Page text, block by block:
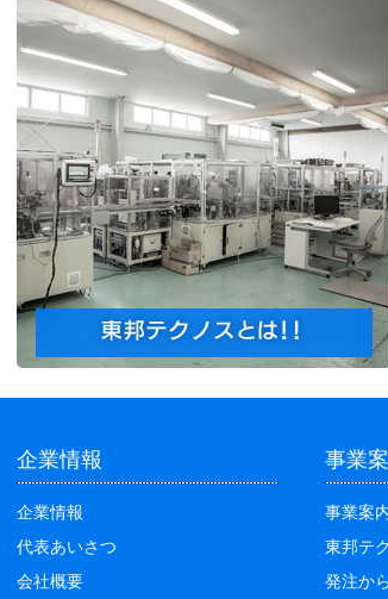
企業情報
企業情報
代表あいさつ
会社概要
事業
事業案
東邦テ
発注か